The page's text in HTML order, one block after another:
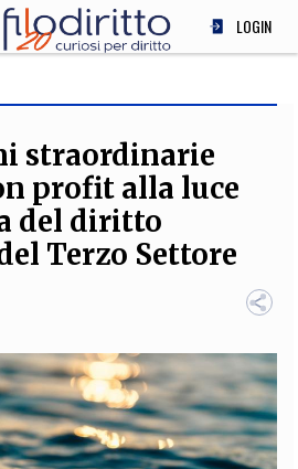
LOGIN
SOCIETÀ
MEDICINA
SCIENZA
E FILOSOFIA
TEAM
SCIENTIFICO AUTORI CURATORI
COLLABORA CON NOI
straordinarie
profit alla luce
del diritto
Terzo Settore